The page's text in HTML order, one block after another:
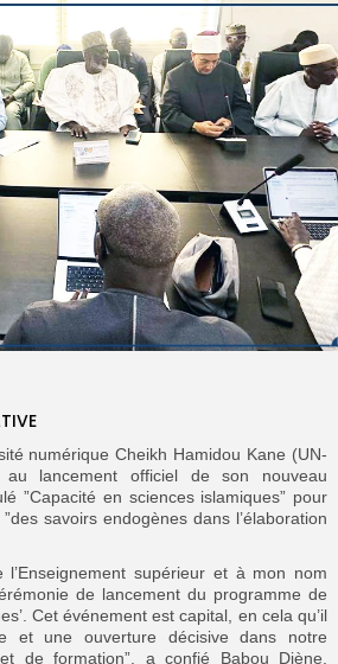
numérique Cheikh Hamidou Kane (UN-
lancement officiel de son nouveau
”Capacité en sciences islamiques” pour
savoirs endogènes dans l’élaboration
l’Enseignement supérieur et à mon nom
de lancement du programme de
Cet événement est capital, en cela qu’il
et une ouverture décisive dans notre
de formation”, a confié Babou Diène,